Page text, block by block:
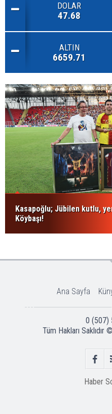
DOLAR
47.68
ALTIN
6659.71
Kasapoğlu; Jübilen kutlu,
Köybaşı!
Ana Sayfa
0 (507)
Tüm Hakları Saklıdır
Haber